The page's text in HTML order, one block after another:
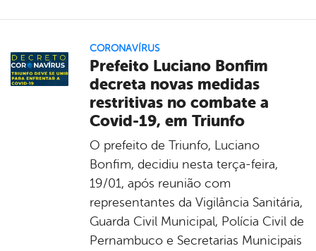
CORONAVÍRUS
Prefeito Luciano Bonfim
decreta novas medidas
restritivas no combate a
Covid-19, em Triunfo
O prefeito de Triunfo, Luciano
Bonfim, decidiu nesta terça-feira,
19/01, após reunião com
representantes da Vigilância Sanitária,
Guarda Civil Municipal, Polícia Civil de
Pernambuco e Secretarias Municipais